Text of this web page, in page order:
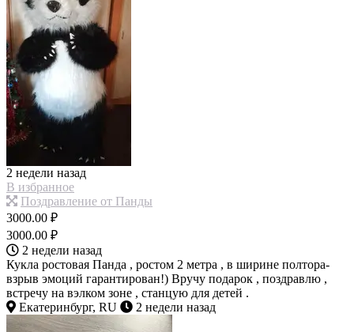
2 недели назад
В избранное
Поздравление от Панды
3000.00 ₽
3000.00 ₽
2 недели назад
Кукла ростовая Панда , ростом 2 метра , в ширине полтора-
взрыв эмоций гарантирован!) Вручу подарок , поздравлю ,
встречу на вэлком зоне , станцую для детей .
Екатеринбург, RU
2 недели назад